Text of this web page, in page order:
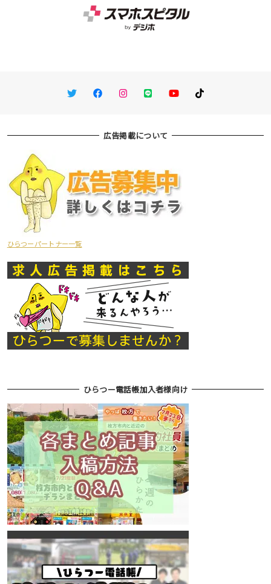
TwitterFacebookInstagram
LINE You TubeTikTok
広告掲載について
ひらつーパートナー一覧
ひらつー電話帳加入者様向け